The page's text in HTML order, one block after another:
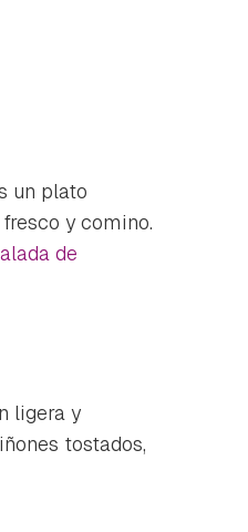
un plato
y comino.
de
ligera y
tostados,